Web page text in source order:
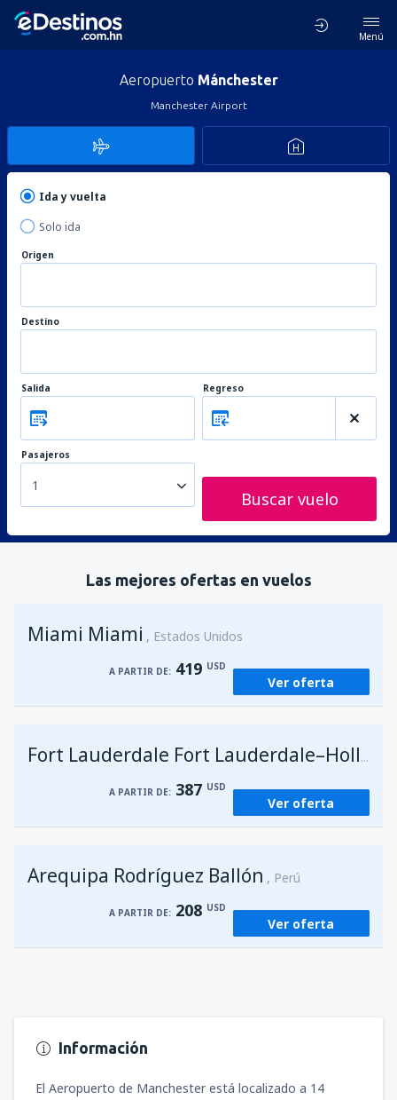
Menú
Aeropuerto Mánchester
Manchester Airport
Ida y vuelta
Solo ida
Origen
Destino
Salida Regreso
Pasajeros
1
Buscar vuelo
Las mejores ofertas en vuelos
Miami Miami Estados Unidos
A PARTIR DE: 419 USD
Ver oferta
Fort Lauderdale Fort Lauderdale–Hollywood Intl Airport
A PARTIR DE: 387 USD
Ver oferta
Arequipa Rodríguez Ballón Perú
A PARTIR DE: 208 USD
Ver oferta
Información
El Aeropuerto de Manchester está localizado a 14